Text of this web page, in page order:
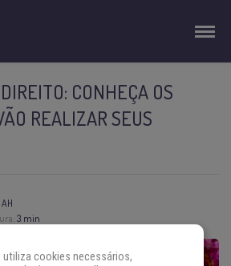
CONHEÇA OS
REALIZAR SEUS
3 min
utiliza cookies necessários,